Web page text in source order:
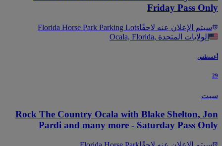
Friday Pass
الإعلان عنه لاحقًاFlorida Horse Park Parking Lots
Ocala, Florida, الولايات المتحدة
Rock The Country Ocala with Blake Shelton,
Pardi and many more - Saturday Pass